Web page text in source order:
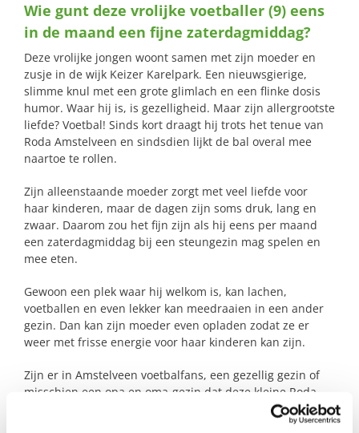
naar:
Wie gunt deze vrolijke voetballer (9) eens
in de maand een fijne zaterdagmiddag?
Deze vrolijke jongen woont samen met zijn moeder en
zusje in de wijk Keizer Karelpark. Een nieuwsgierige,
slimme knul met een grote glimlach en een flinke dosis
humor. Waar hij is, is gezelligheid. Maar zijn allergrootste
liefde? Voetbal! Sinds kort draagt hij trots het tenue van
Roda Amstelveen en sindsdien lijkt de bal overal mee
naartoe te rollen.
Zijn alleenstaande moeder zorgt met veel liefde voor
haar kinderen, maar de dagen zijn soms druk, lang en
zwaar. Daarom zou het fijn zijn als hij eens per maand
een zaterdagmiddag bij een steungezin mag spelen en
mee eten.
Gewoon een plek waar hij welkom is, kan lachen,
voetballen en even lekker kan meedraaien in een ander
gezin. Dan kan zijn moeder even opladen zodat ze er
weer met frisse energie voor haar kinderen kan zijn.
Zijn er in Amstelveen voetbalfans, een gezellig gezin of
misschien een opa en oma-gezin dat deze kleine Roda-
speler af en toe een fijne zaterdagmiddag gunt?